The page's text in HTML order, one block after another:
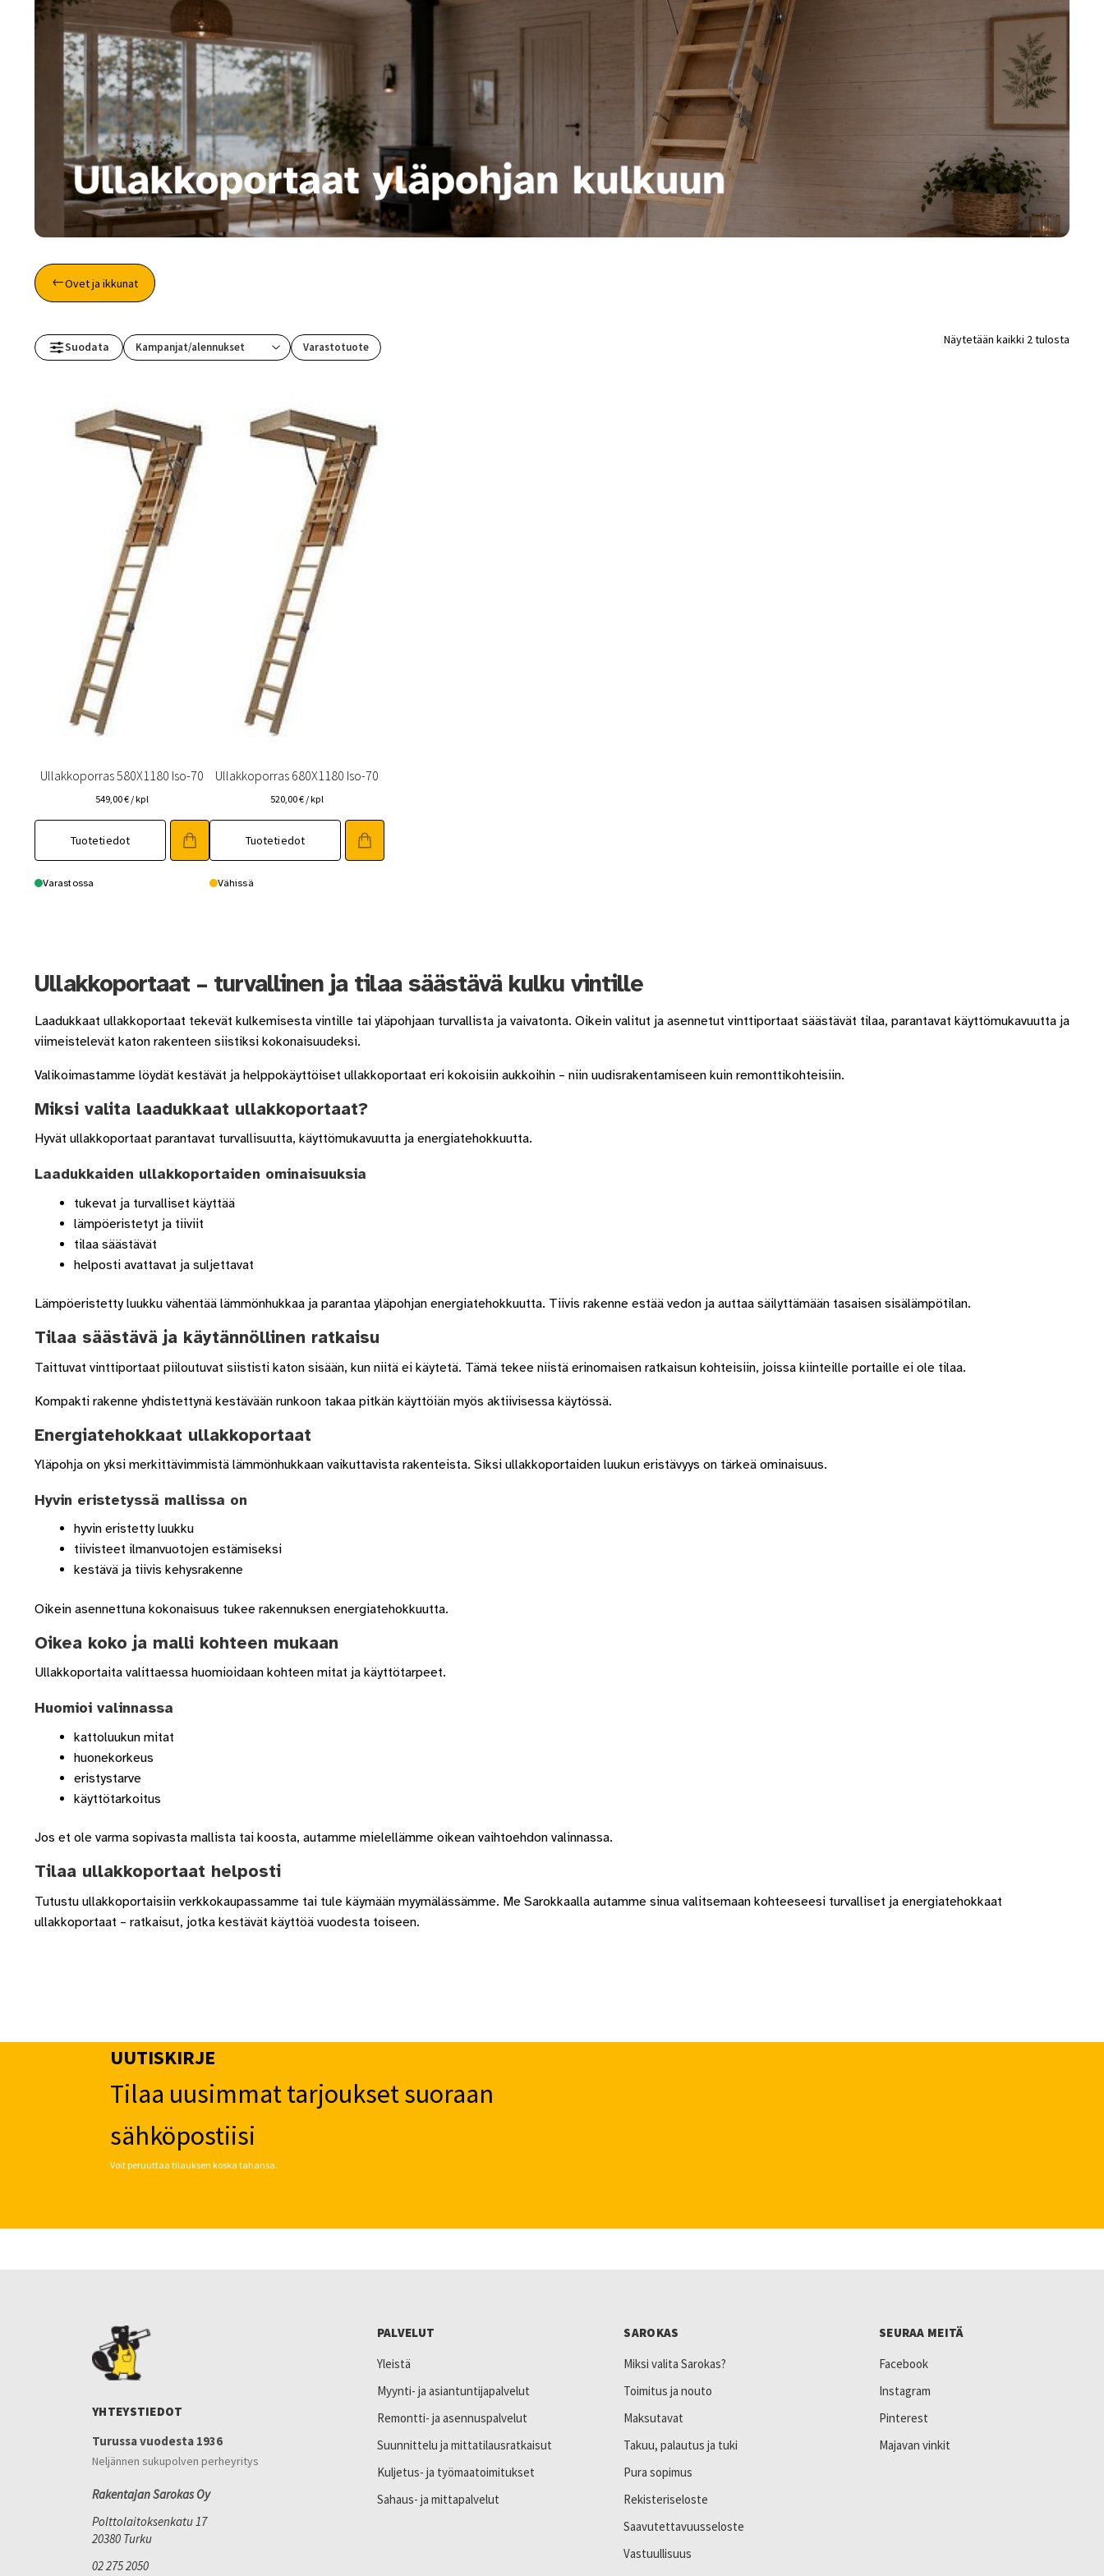
Toimitustavat- ja kulut Tummuneet tai kuivat lauteet? Näin saat saunan puupinnat taas siisteiksi Usein kysytyt kysymykset (FAQ)Vastuullisuus
Ovet ja ikkunat
Suodata Varastotuote
Näytetään kaikki 2 tulosta
Ullakkoporras 580X1180 Iso-70
549,00€ / kpl
Tuotetiedot
Varastossa
Ullakkoporras 680X1180 Iso-70
520,00€ / kpl
Tuotetiedot
Vähissä
Ullakkoportaat – turvallinen ja tilaa säästävä kulku vintille
Laadukkaat ullakkoportaat tekevät kulkemisesta vintille tai yläpohjaan turvallista ja vaivatonta. Oikein valitut ja asennetut vinttiportaat säästävät tilaa, parantavat käyttömukavuutta ja
viimeistelevät katon rakenteen siistiksi kokonaisuudeksi.
Valikoimastamme löydät kestävät ja helppokäyttöiset ullakkoportaat eri kokoisiin aukkoihin – niin uudisrakentamiseen kuin remonttikohteisiin.
Miksi valita laadukkaat ullakkoportaat?
Hyvät ullakkoportaat parantavat turvallisuutta, käyttömukavuutta ja energiatehokkuutta.
Laadukkaiden ullakkoportaiden ominaisuuksia
tukevat ja turvalliset käyttää
lämpöeristetyt ja tiiviit
tilaa säästävät
helposti avattavat ja suljettavat
Lämpöeristetty luukku vähentää lämmönhukkaa ja parantaa yläpohjan energiatehokkuutta. Tiivis rakenne estää vedon ja auttaa säilyttämään tasaisen sisälämpötilan.
Tilaa säästävä ja käytännöllinen ratkaisu
Taittuvat vinttiportaat piiloutuvat siististi katon sisään, kun niitä ei käytetä. Tämä tekee niistä erinomaisen ratkaisun kohteisiin, joissa kiinteille portaille ei ole tilaa.
Kompakti rakenne yhdistettynä kestävään runkoon takaa pitkän käyttöiän myös aktiivisessa käytössä.
Energiatehokkaat ullakkoportaat
Yläpohja on yksi merkittävimmistä lämmönhukkaan vaikuttavista rakenteista. Siksi ullakkoportaiden luukun eristävyys on tärkeä ominaisuus.
Hyvin eristetyssä mallissa on
hyvin eristetty luukku
tiivisteet ilmanvuotojen estämiseksi
kestävä ja tiivis kehysrakenne
Oikein asennettuna kokonaisuus tukee rakennuksen energiatehokkuutta.
Oikea koko ja malli kohteen mukaan
Ullakkoportaita valittaessa huomioidaan kohteen mitat ja käyttötarpeet.
Huomioi valinnassa
kattoluukun mitat
huonekorkeus
eristystarve
käyttötarkoitus
Jos et ole varma sopivasta mallista tai koosta, autamme mielellämme oikean vaihtoehdon valinnassa.
Tilaa ullakkoportaat helposti
Tutustu ullakkoportaisiin verkkokaupassamme tai tule käymään myymälässämme. Me Sarokkaalla autamme sinua valitsemaan kohteeseesi turvalliset ja energiatehokkaat
ullakkoportaat – ratkaisut, jotka kestävät käyttöä vuodesta toiseen.
UUTISKIRJE
Tilaa uusimmat tarjoukset suoraan
sähköpostiisi
Voit peruuttaa tilauksen koska tahansa.
YHTEYSTIEDOT
Turussa vuodesta 1936
Neljännen sukupolven perheyritys
Rakentajan Sarokas Oy
Polttolaitoksenkatu 17
20380 Turku
02 275 2050
PALVELUT
Yleistä
Myynti- ja asiantuntijapalvelut
Remontti- ja asennuspalvelut
Suunnittelu ja mittatilausratkaisut
Kuljetus- ja työmaatoimitukset
Sahaus- ja mittapalvelut
SAROKAS
Miksi valita Sarokas?
Toimitus ja nouto
Maksutavat
Takuu, palautus ja tuki
Pura sopimus
Rekisteriseloste
Saavutettavuusseloste
Vastuullisuus
SEURAA MEITÄ
Facebook
Instagram
Pinterest
Majavan vinkit